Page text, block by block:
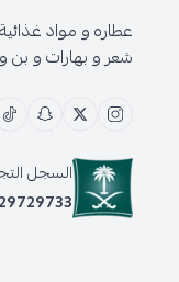
عطاره و مواد
شعر و بهارات و بن
السجل